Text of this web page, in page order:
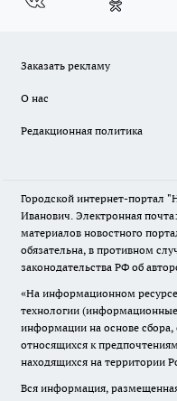
Заказать рекламу
О нас
Редакционная политика
Городской интернет-портал
Иванович. Электронная
материалов новостного
обязательна, в противном
законодательства РФ об
«На информационном
технологии
информации на основе сбора,
относящихся к
находящихся на территории
Вся информация,